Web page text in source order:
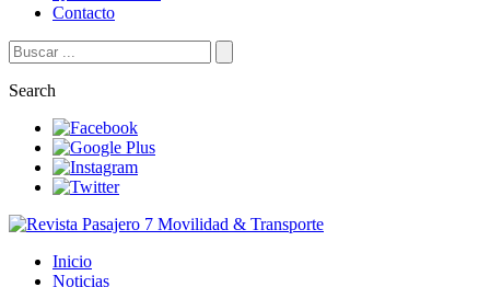
Contacto
Search
Inicio
Noticias